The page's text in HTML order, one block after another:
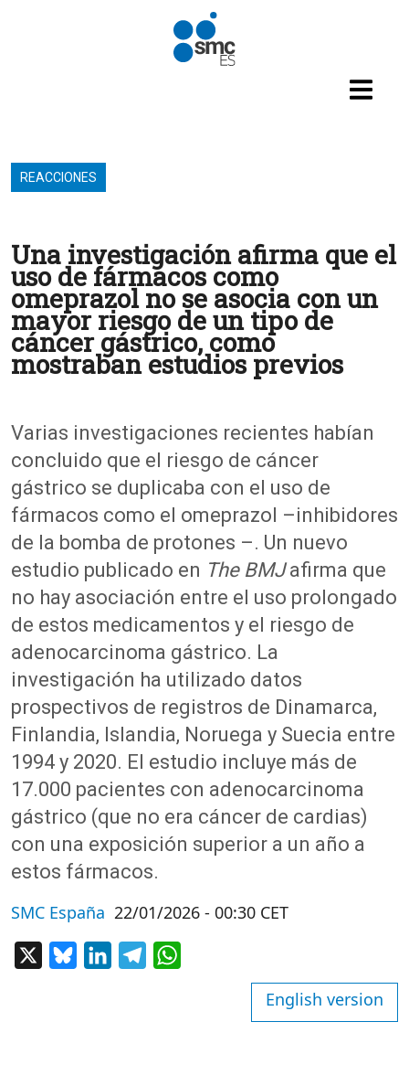
Pasar al contenido principal
REACCIONES
Una investigación afirma que el
uso de fármacos como
omeprazol no se asocia con un
mayor riesgo de un tipo de
cáncer gástrico, como
mostraban estudios previos
Varias investigaciones recientes habían
concluido que el riesgo de cáncer
gástrico se duplicaba con el uso de
fármacos como el omeprazol –inhibidores
de la bomba de protones –. Un nuevo
estudio publicado en The BMJafirma que
no hay asociación entre el uso prolongado
de estos medicamentos y el riesgo de
adenocarcinoma gástrico. La
investigación ha utilizado datos
prospectivos de registros de Dinamarca,
Finlandia, Islandia, Noruega y Suecia entre
1994 y 2020. El estudio incluye más de
17.000 pacientes con adenocarcinoma
gástrico (que no era cáncer de cardias)
con una exposición superior a un año a
estos fármacos.
SMC España 22/01/2026 - 00:30 CET
BlueskyLinkedInTelegram
English version